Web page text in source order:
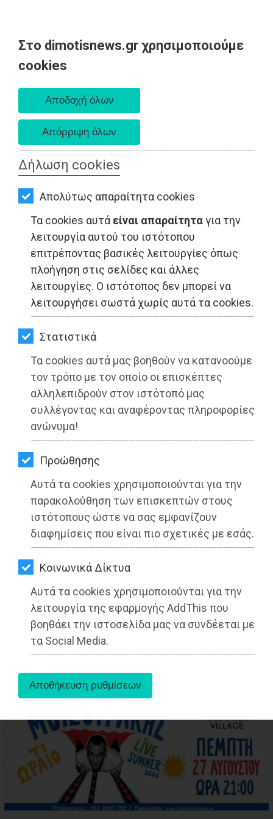
Στο dimotisnews.gr χρησιμοποιούμε
cookies
Δήλωση cookies
Απολύτως απαραίτητα cookies
Τα cookies αυτά είναι απαραίτηταγια την
λειτουργία αυτού του ιστότοπου
επιτρέποντας βασικές λειτουργίες όπως
πλοήγηση στις σελίδες και άλλες
λειτουργίες. Ο ιστότοπος δεν μπορεί να
λειτουργήσει σωστά χωρίς αυτά τα cookies.
Στατιστικά
Τα cookies αυτά μας βοηθούν να κατανοούμε
τον τρόπο με τον οποίο οι επισκέπτες
αλληλεπιδρούν στον ιστότοπό μας
συλλέγοντας και αναφέροντας πληροφορίες
ανώνυμα!
Προώθησης
Αυτά τα cookies χρησιμοποιούνται για την
παρακολούθηση των επισκεπτών στους
ιστότοπους ώστε να σας εμφανίζουν
διαφημίσεις που είναι πιο σχετικές με εσάς.
Kοινωνικά Δίκτυα
Αυτά τα cookies χρησιμοποιούνται για την
λειτουργία της εφαρμογής AddThis που
βοηθάει την ιστοσελίδα μας να συνδέεται με
τα Social Media.
AΡΧΙΚΗ
ΕΙΔΗΣΕΙΣ
ΠΟΛΙΤΙΚΗ
ΤΟΠΙΚΗ
ΑΥΤΟΔΙΟΙΚΗΣΗ
ΟΙΚΟΝΟΜΙΑ
ΑΘΛΗΤΙΣΜΟΣ
ΠΟΛΙΤΙΣΜΟΣ
ΣΠΙΤΙ-
ΚΗΠΟΣ
ΥΓΕΙΑ
LIFESTYLE
ΤΑΞΙΔΙΑ
ΕΞΟΔΟΣ
ΠΕΡΙΒΑΛΛΟΝ
ΚΑΤΟΙΚΙΔΙΟ
ΑΓΓΕΛΙΕΣ
ΕΦΗΜΕΡΙΔΕΣ
OΔΗΓΟΣ
ΑΓΟΡΑΣ
ΨΙΘΥΡΟΙ
ΑΠΟΣΤΟΛΗ
ΑΡΘΡΩΝ
Οι κλιματιζόμενοι χώροι σε όλη την
επικράτεια της Περιφέρειας Αττικής
Διαβάστηκε 4126 φορές
Από τo Dimotisnews
aboutus
Ανατολική Αττική,ΤΟΠΙΚΗ ΑΥΤΟΔΙΟΙΚΗΣΗ